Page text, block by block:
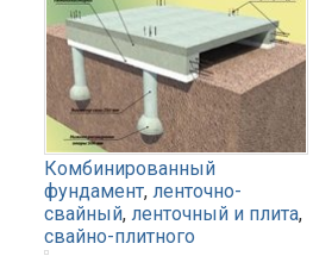
Комбинированный
фундамент, ленточно-
свайный, ленточный и плита,
свайно-плитного